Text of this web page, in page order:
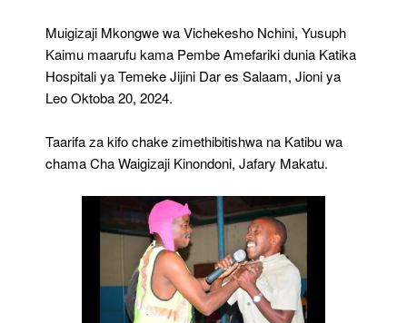
Muigizaji Mkongwe wa Vichekesho Nchini, Yusuph
Kaimu maarufu kama Pembe Amefariki dunia Katika
Hospitali ya Temeke Jijini Dar es Salaam, Jioni ya
Leo Oktoba 20, 2024.
Taarifa za kifo chake zimethibitishwa na Katibu wa
chama Cha Waigizaji Kinondoni, Jafary Makatu.